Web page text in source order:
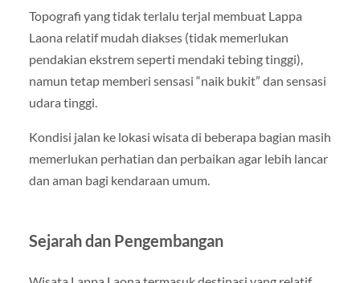
Topografi yang tidak terlalu terjal membuat Lappa
Laona relatif mudah diakses (tidak memerlukan
pendakian ekstrem seperti mendaki tebing tinggi),
namun tetap memberi sensasi “naik bukit” dan sensasi
udara tinggi.
Kondisi jalan ke lokasi wisata di beberapa bagian masih
memerlukan perhatian dan perbaikan agar lebih lancar
dan aman bagi kendaraan umum.
Sejarah dan Pengembangan